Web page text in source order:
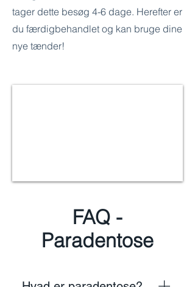
tager dette besøg 4-6 dage. Herefter er
du færdigbehandlet og kan bruge dine
nye tænder!
FAQ -
Paradentose